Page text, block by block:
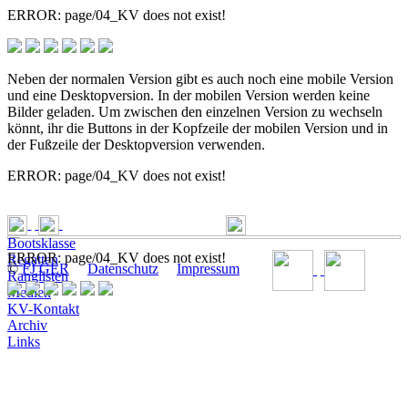
ERROR: page/04_KV does not exist!
Neben der normalen Version gibt es auch noch eine mobile Version
und eine Desktopversion. In der mobilen Version werden keine
Bilder geladen. Um zwischen den einzelnen Version zu wechseln
könnt, ihr die Buttons in der Kopfzeile der mobilen Version und in
der Fußzeile der Desktopversion verwenden.
ERROR: page/04_KV does not exist!
Bootsklasse
Regatten
Ranglisten
Medien
KV-Kontakt
Archiv
Links
ERROR: page/04_KV does not exist!
©FJ GER Datenschutz Impressum